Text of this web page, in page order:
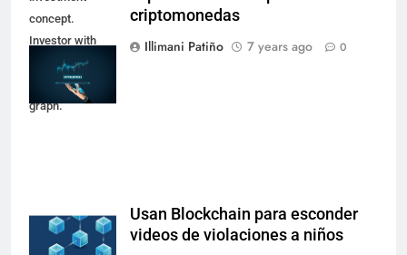
concept.
Investor with
digital tablet and
virtual tradeview
graph.
criptomonedas
Illimani Patiño
7 years ago 0
Usan Blockchain para esconder
videos de violaciones a niños